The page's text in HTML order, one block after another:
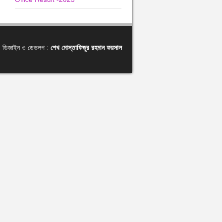
ডিজাইন ও ডেভলপ : শেখ মোস্তাফিজুর রহমান ফয়সাল